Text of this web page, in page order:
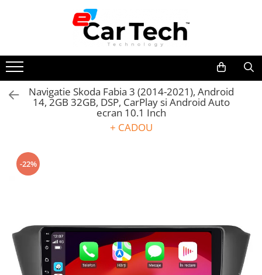
Summer sale
Navigatie dedicata
Navigatii Volkswagen
Navigatii Seat
Navigatii Ford
Navigatii Toyota
Navigatii Dacia
Navigatii Peugeot
Navigatie Skoda Fabia 3 (2014-2021), Android
14, 2GB 32GB, DSP, CarPlay si Android Auto
ecran 10.1 Inch
+ CADOU
-22%